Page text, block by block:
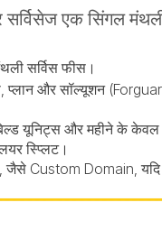
एक सिंगल
सर्विस फीस।
प्लान और सॉल्यूशन
यूनिट्स और महीने के केवल
स्प्लिट।
जैसे Custom Domain, यदि